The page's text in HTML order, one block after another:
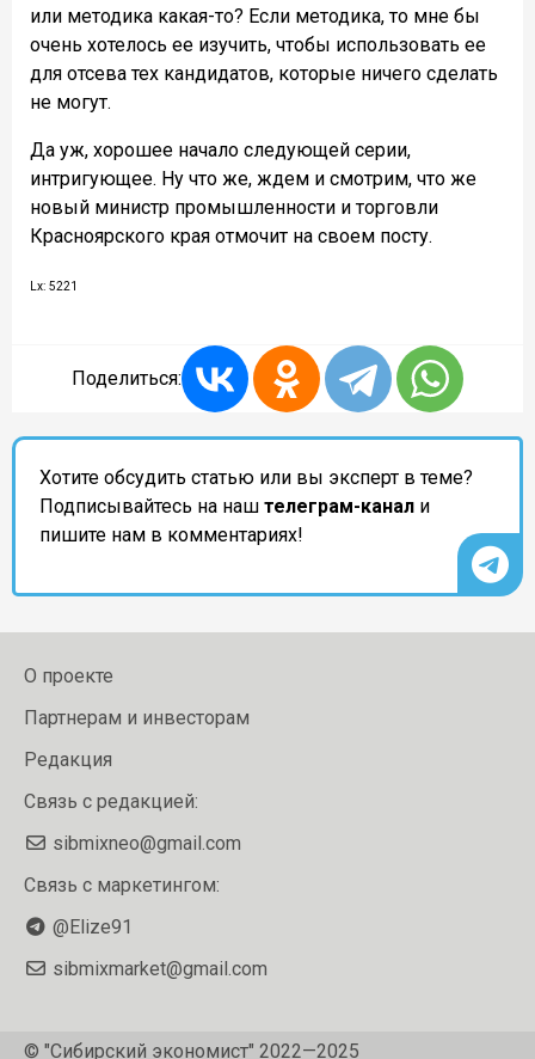
или методика какая-то? Если методика, то мне бы
очень хотелось ее изучить, чтобы использовать ее
для отсева тех кандидатов, которые ничего сделать
не могут.
Да уж, хорошее начало следующей серии,
интригующее. Ну что же, ждем и смотрим, что же
новый министр промышленности и торговли
Красноярского края отмочит на своем посту.
Lx: 5221
Поделиться:
Хотите обсудить статью или вы эксперт в теме?
Подписывайтесь на наш телеграм-канал и
пишите нам в комментариях!
О проекте
Партнерам и инвесторам
Редакция
Связь с редакцией:
sibmixneo@gmail.com
Связь с маркетингом:
@Elize91
sibmixmarket@gmail.com
© "Сибирский экономист" 2022—2025